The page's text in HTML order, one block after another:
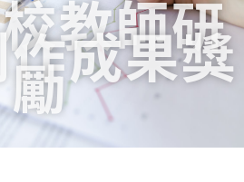
教師研
成果獎
勵